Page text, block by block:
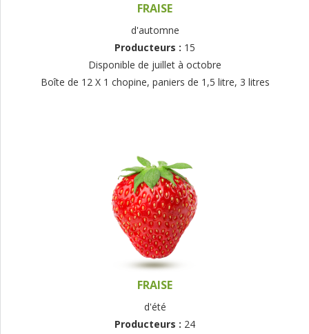
FRAISE
d'automne
Producteurs : 15
Disponible de juillet à octobre
Boîte de 12 X 1 chopine, paniers de 1,5 litre, 3 litres
FRAISE
d'été
Producteurs : 24